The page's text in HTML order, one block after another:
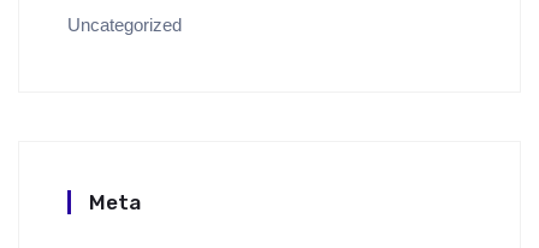
Uncategorized
Meta